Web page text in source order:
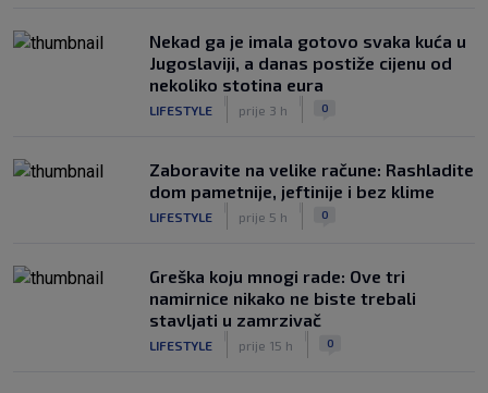
Nekad ga je imala gotovo svaka kuća u
Jugoslaviji, a danas postiže cijenu od
nekoliko stotina eura
LIFESTYLE prije 3 h 0
Zaboravite na velike račune: Rashladite
dom pametnije, jeftinije i bez klime
LIFESTYLE prije 5 h 0
Greška koju mnogi rade: Ove tri
namirnice nikako ne biste trebali
stavljati u zamrzivač
LIFESTYLE prije 15 h 0